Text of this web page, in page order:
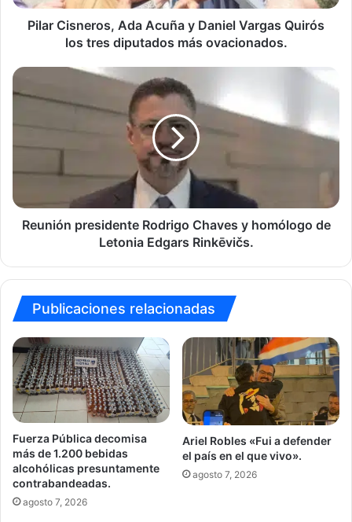
los
tres
ovacionados.
Pilar Cisneros, Ada Acuña y Daniel Vargas Quirós
los tres diputados más ovacionados.
Reunión
presidente
de
Edgars
Rinkēvičs.
Reunión presidente Rodrigo Chaves y homólogo de
Letonia Edgars Rinkēvičs.
Publicaciones relacionadas
Fuerza Pública decomisa
más de 1.200 bebidas
alcohólicas presuntamente
contrabandeadas.
agosto 7, 2026
Ariel Robles «Fui a defender
el país en el que vivo».
agosto 7, 2026